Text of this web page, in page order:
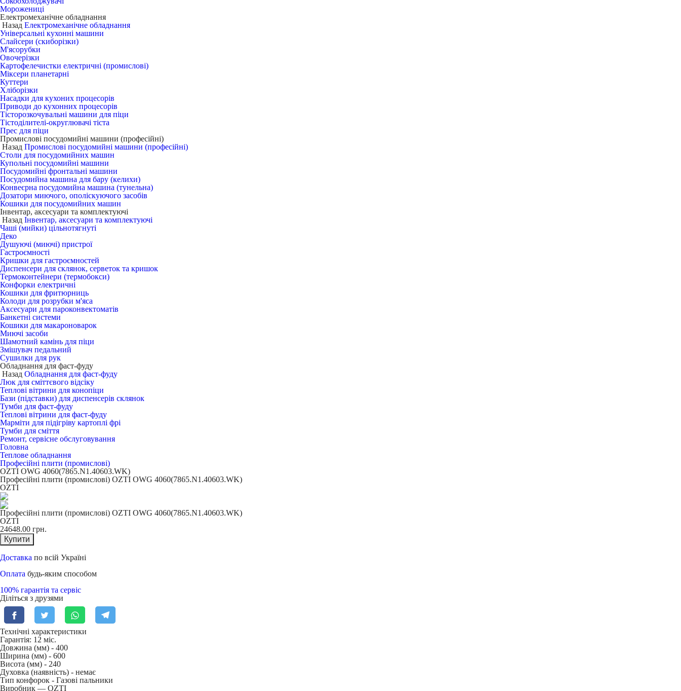
Морожениці
Електромеханічне обладнання
Назад Електромеханічне обладнання
Універсальні кухонні машини
Слайсери (скиборізки)
М'ясорубки
Овочерізки
Картофелечистки електричні (промислові)
Міксери планетарні
Куттери
Хліборізки
Насадки для кухоних процесорів
Приводи до кухонних процесорів
Тісторозкочувальні машини для піци
Тістоділителі-округлювачі тіста
Прес для піци
Промислові посудомийні машини (професійні)
Назад Промислові посудомийні машини (професійні)
Столи для посудомийних машин
Купольні посудомийні машини
Посудомийні фронтальні машини
Посудомийна машина для бару (келихи)
Конвеєрна посудомийна машина (тунельна)
Дозатори миючого, ополіскуючого засобів
Кошики для посудомийних машин
Інвентар, аксесуари та комплектуючі
Назад Інвентар, аксесуари та комплектуючі
Чаші (мийки) цільнотягнуті
Деко
Душуючі (миючі) пристрої
Гастроємності
Кришки для гастроємностей
Диспенсери для склянок, серветок та кришок
Термоконтейнери (термобокси)
Конфорки електричні
Кошики для фритюрниць
Колоди для розрубки м'яса
Аксесуари для пароконвектоматів
Банкетні системи
Кошики для макароноварок
Миючі засоби
Шамотний камінь для піци
Змішувач педальний
Сушилки для рук
Обладнання для фаст-фуду
Назад Обладнання для фаст-фуду
Люк для сміттєвого відсіку
Теплові вітрини для конопіци
Бази (підставки) для диспенсерів склянок
Тумби для фаст-фуду
Теплові вітрини для фаст-фуду
Марміти для підігріву картоплі фрі
Тумби для сміття
Ремонт, сервісне обслуговування
Головна
Теплове обладнання
Професійні плити (промислові)
OZTI OWG 4060(7865.N1.40603.WK)
Професійні плити (промислові) OZTI OWG 4060(7865.N1.40603.WK)
OZTI
Професійні плити (промислові) OZTI OWG 4060(7865.N1.40603.WK)
OZTI
24648.00 грн.
Купити
Доставка по всій Україні
Оплата будь-яким способом
100% гарантія та сервіс
Діліться з друзями
Технічні характеристики
Гарантія: 12 міс.
Довжина (мм) - 400
Ширина (мм) - 600
Висота (мм) - 240
Духовка (наявність) - немає
Тип конфорок - Газові пальники
Виробник — OZTI